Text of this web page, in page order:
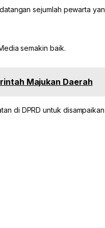
sejumlah pewarta
semakin baik.
Majukan Daerah
di DPRD untuk